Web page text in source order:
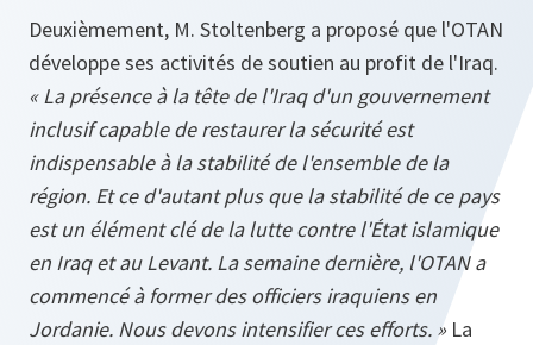
Deuxièmement, M. Stoltenberg a proposé que l'OTAN
développe ses activités de soutien au profit de l'Iraq.
« La présence à la tête de l'Iraq d'un gouvernement
inclusif capable de restaurer la sécurité est
indispensable à la stabilité de l'ensemble de la
région. Et ce d'autant plus que la stabilité de ce pays
est un élément clé de la lutte contre l'État islamique
en Iraq et au Levant. La semaine dernière, l'OTAN a
commencé à former des officiers iraquiens en
Jordanie. Nous devons intensifier ces efforts. » La